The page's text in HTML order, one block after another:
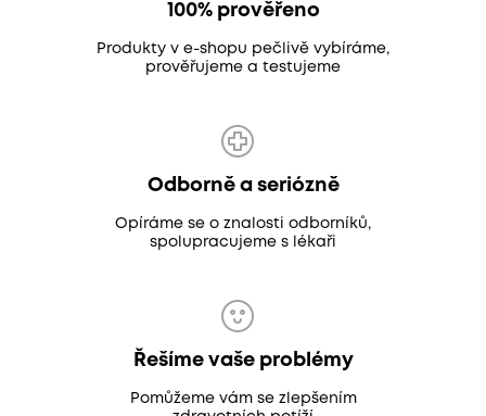
100% prověřeno
Produkty v e-shopu pečlivě vybíráme,
prověřujeme a testujeme
Odborně a seriózně
Opíráme se o znalosti odborníků,
spolupracujeme s lékaři
Řešíme vaše problémy
Pomůžeme vám se zlepšením